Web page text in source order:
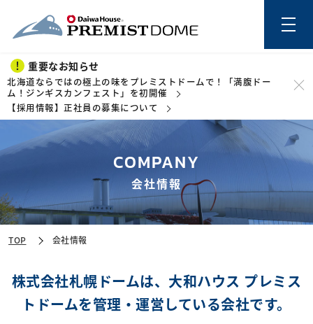
このページの本文を読む
重要なお知らせ
北海道ならではの極上の味をプレミストドームで！「満腹ドー
ム！ジンギスカンフェスト」を初開催
【採用情報】正社員の募集について
COMPANY
会社情報
TOP 会社情報
株式会社札幌ドームは、 大和ハウス プレミス
トドームを管理・運営している会社です。